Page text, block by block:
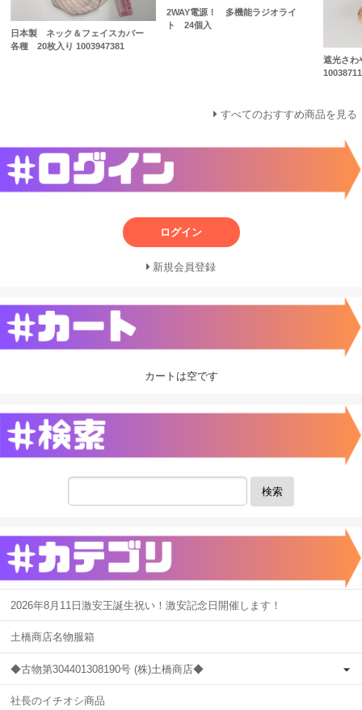
日本製 ネック＆フェイスカバー
各種 20枚入り 1003947381
2WAY電源！ 多機能ラジオライ
ト 24個入
遮光さ
すべてのおすすめ商品を見る
ログイン
新規会員登録
カートは空です
検索
2026年8月11日激安王誕生祝い！激安記念日開催します！
土橋商店名物服箱
◆古物第304401308190号 (株)土橋商店◆
社長のイチオシ商品